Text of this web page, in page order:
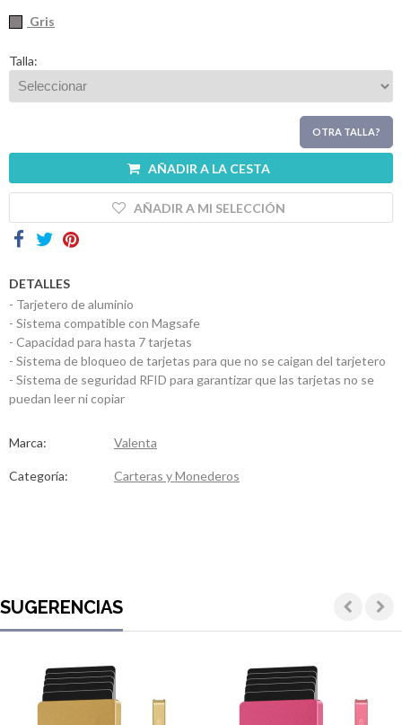
Gris
Talla:
OTRA TALLA?
AÑADIR A LA CESTA
AÑADIR A MI SELECCIÓN
DETALLES
- Tarjetero de aluminio
- Sistema compatible con Magsafe
- Capacidad para hasta 7 tarjetas
- Sistema de bloqueo de tarjetas para que no se caigan del tarjetero
- Sistema de seguridad RFID para garantizar que las tarjetas no se
puedan leer ni copiar
Marca: Valenta
Categoría: Carteras y Monederos
SUGERENCIAS